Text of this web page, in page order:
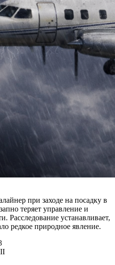
при заходе на посадку в
теряет управление и
Расследование устанавливает,
редкое природное явление.